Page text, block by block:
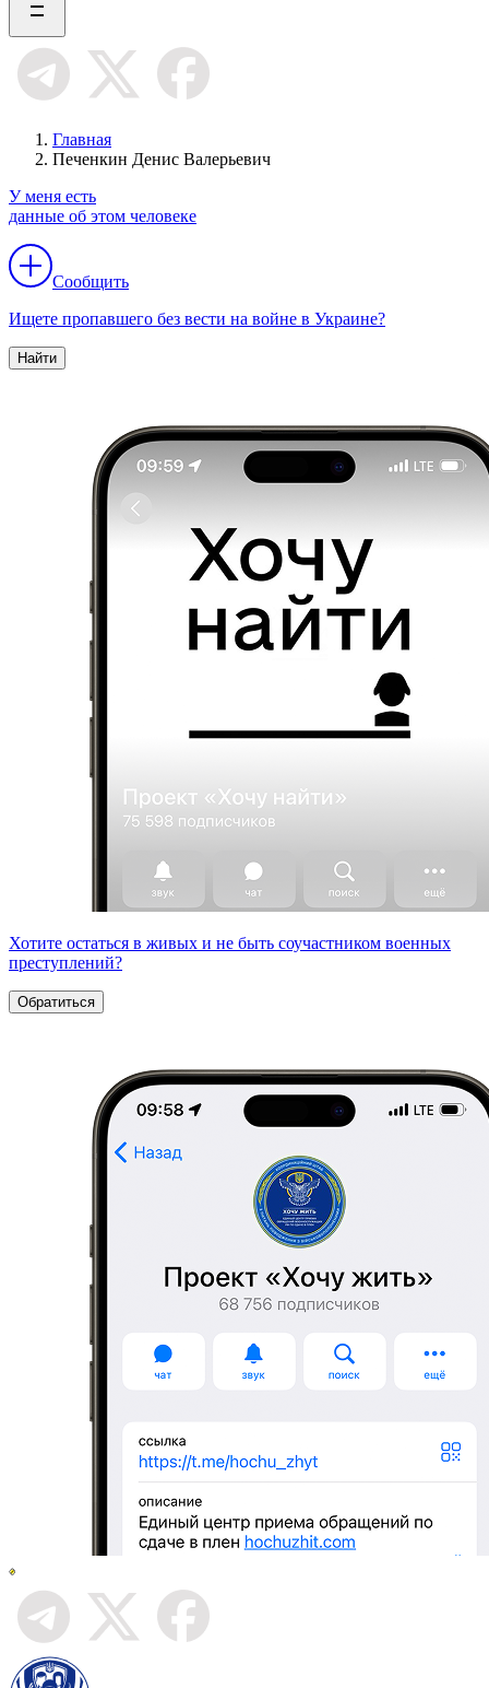
Главная
Печенкин Денис Валерьевич
У меня есть
данные об этом человеке
Сообщить
Ищете пропавшего без вести на войне в Украине?
Найти
Хотите остаться в живых и не быть соучастником военных
преступлений?
Обратиться